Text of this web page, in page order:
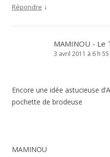
Répondre ↓
MAMINOU - Le
3 avril 2011 à 6 h
Encore une idée astucieuse
pochette de brodeuse
MAMINOU